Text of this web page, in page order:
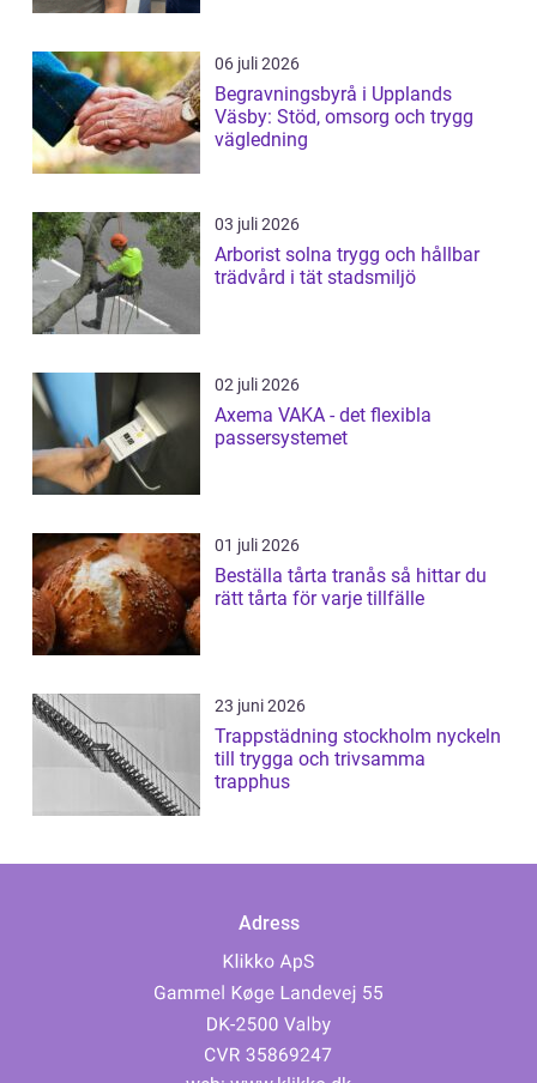
06 juli 2026
Begravningsbyrå i Upplands
Väsby: Stöd, omsorg och trygg
vägledning
03 juli 2026
Arborist solna trygg och hållbar
trädvård i tät stadsmiljö
02 juli 2026
Axema VAKA - det flexibla
passersystemet
01 juli 2026
Beställa tårta tranås så hittar du
rätt tårta för varje tillfälle
23 juni 2026
Trappstädning stockholm nyckeln
till trygga och trivsamma
trapphus
Adress